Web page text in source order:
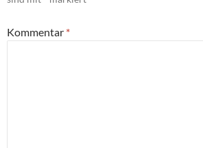
Kommentar *